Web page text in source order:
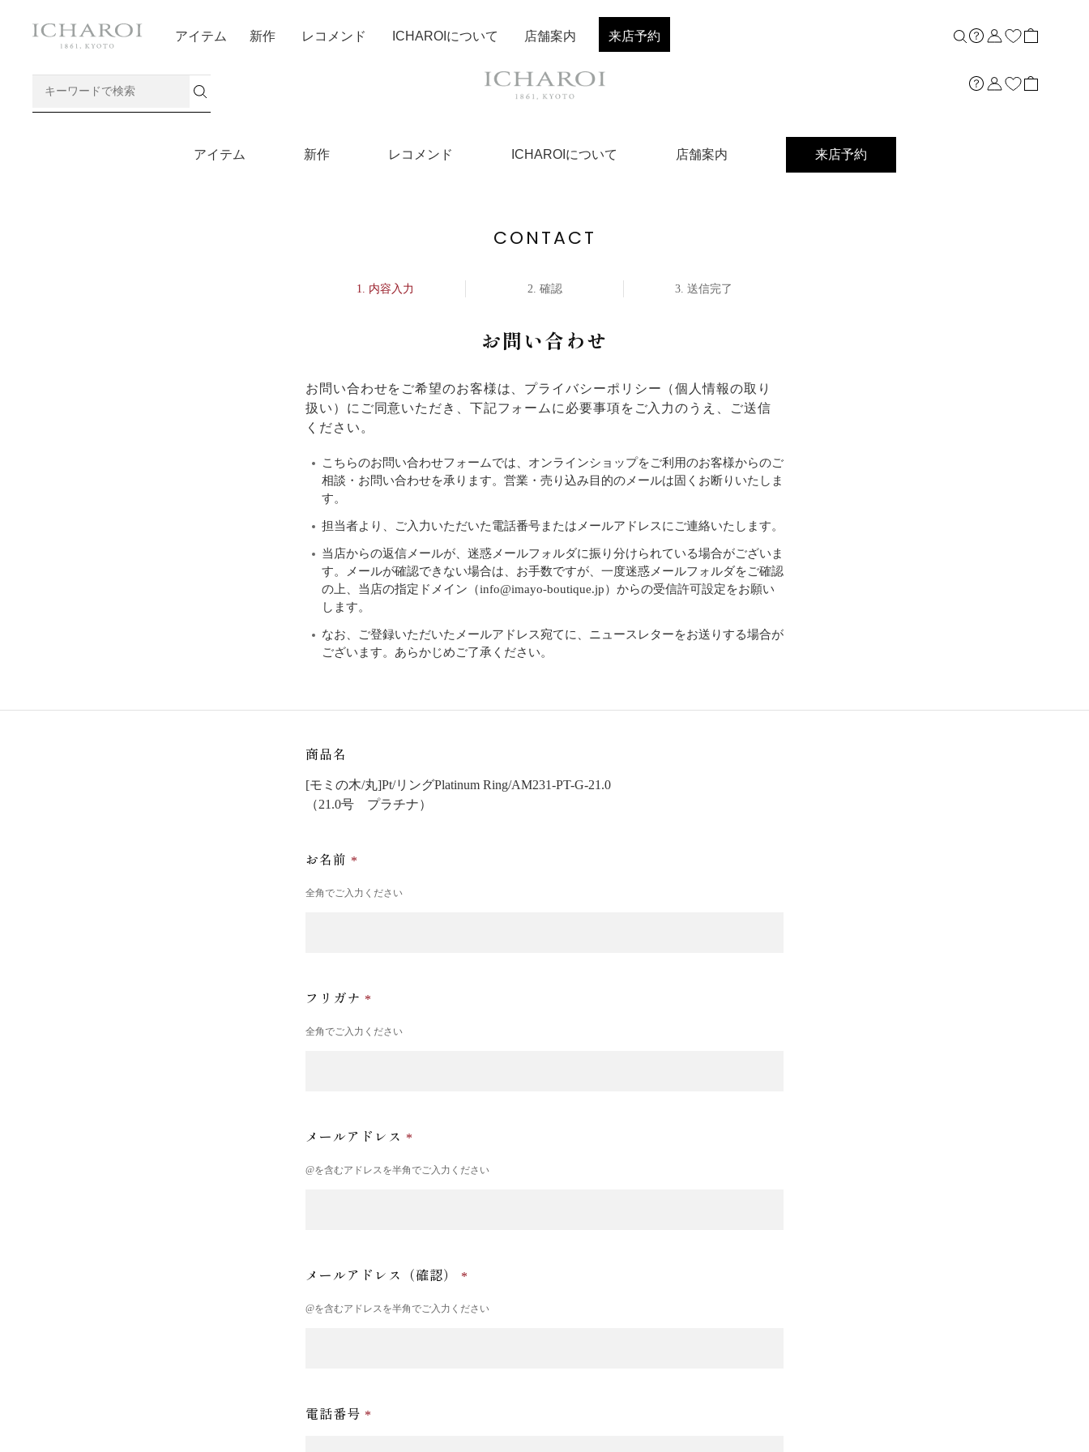
店舗案内
アイテム 新作 レコメンド ICHAROIについて 店舗案内 来店予約
アイテム 新作 レコメンド ICHAROIについて 店舗案内 来店予約
CONTACT
内容入力 確認 送信完了
お問い合わせ
お問い合わせをご希望のお客様は、 プライバシーポリシー （個人情報の取り
扱い）にご同意いただき、下記フォームに必要事項をご入力のうえ、ご送信
ください。
こちらのお問い合わせフォームでは、オンラインショップをご利用のお客様からのご
相談・お問い合わせを承ります。営業・売り込み目的のメールは固くお断りいたしま
す。
担当者より、ご入力いただいた電話番号またはメールアドレスにご連絡いたします。
当店からの返信メールが、迷惑メールフォルダに振り分けられている場合がございま
す。メールが確認できない場合は、お手数ですが、一度迷惑メールフォルダをご確認
の上、当店の指定ドメイン（info@imayo-boutique.jp）からの受信許可設定をお願い
します。
なお、ご登録いただいたメールアドレス宛てに、ニュースレターをお送りする場合が
ございます。あらかじめご了承ください。
商品名
[モミの木/丸]Pt/リングPlatinum Ring/AM231-PT-G-21.0
（21.0号 プラチナ）
お名前
全角でご入力ください
フリガナ
全角でご入力ください
メールアドレス
@を含むアドレスを半角でご入力ください
メールアドレス（確認）
@を含むアドレスを半角でご入力ください
電話番号